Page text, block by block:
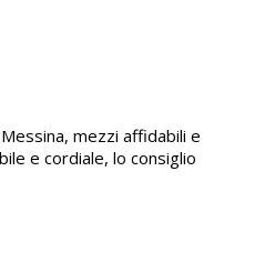
mezzi affidabili e
e cordiale, lo consiglio